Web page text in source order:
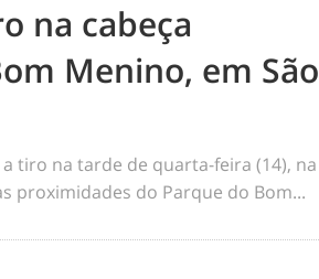
na cabeça
Menino, em São
tiro na tarde de quarta-feira (14), na
proximidades do Parque do Bom...